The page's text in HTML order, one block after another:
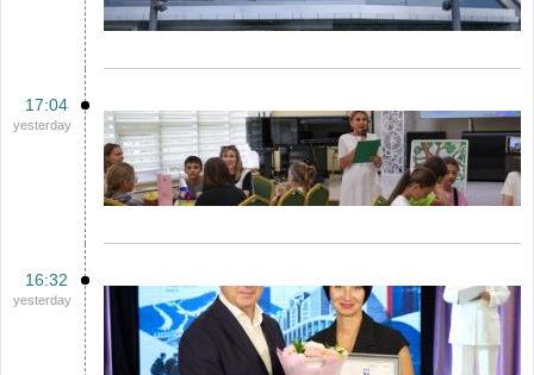
17:04
yesterday
16:32
yesterday